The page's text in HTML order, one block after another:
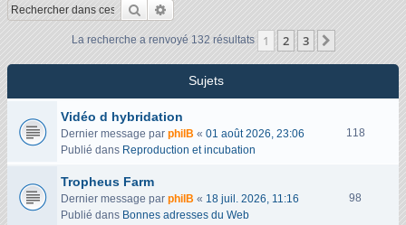
Rechercher
La recherche a renvoyé 132 résultats 1 2 3
Sujets
Vidéo d hybridation
Dernier message par philB « 01 août 2026, 23:06
Publié dans Reproduction et incubation
118V
Tropheus Farm
Dernier message par philB « 18 juil. 2026, 11:16
Publié dans Bonnes adresses du Web
98